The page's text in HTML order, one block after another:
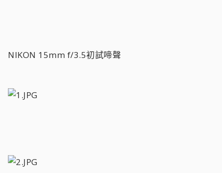
NIKON 15mm f/3.5初試啼聲